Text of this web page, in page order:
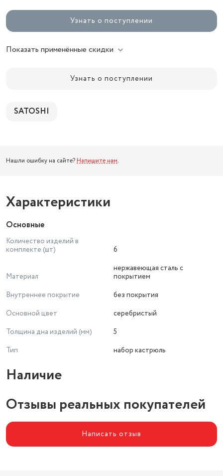
Узнать о поступлении
Показать применённые скидки
Узнать о поступлении
SATOSHI
Нашли ошибку на сайте? Напишите нам.
Характеристики
Основные
Количество изделий в
комплекте (шт)
6
Материал
нержавеющая сталь с
покрытием
Внутреннее покрытие
без покрытия
Основной цвет
серебристый
Толщина дна изделий (мм)
5
Тип
набор кастрюль
Наличие
Отзывы реальных покупателей
Написать отзыв